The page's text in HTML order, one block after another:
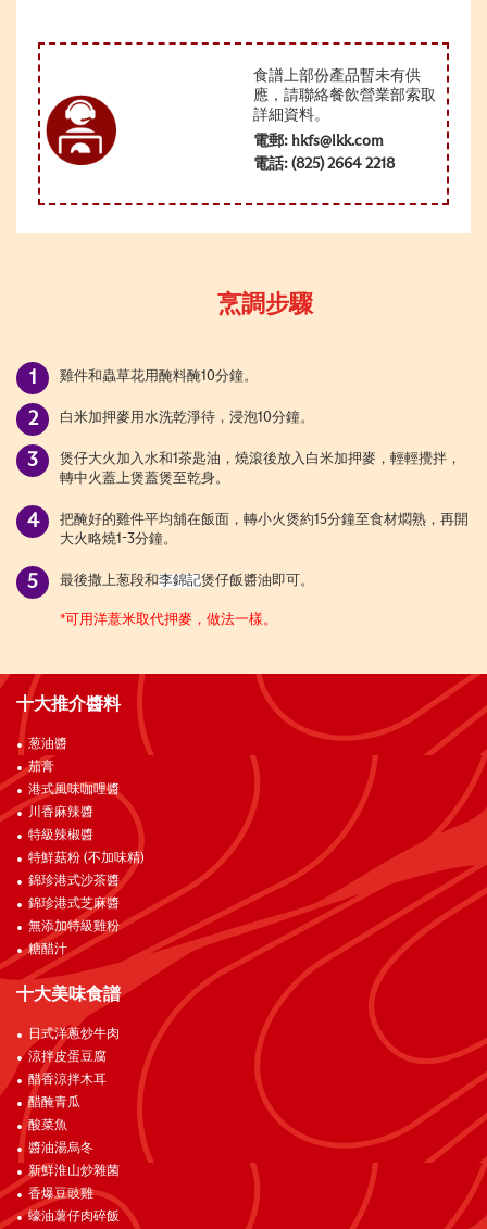
食譜上部份產品暫未有供
應，請聯絡餐飲營業部索取
詳細資料。
電郵: hkfs@lkk.com
電話: (825) 2664 2218
烹調步驟
雞件和蟲草花用醃料醃10分鐘。
白米加押麥用水洗乾淨待 ，浸泡10分鐘。
煲仔大火加入水和1茶匙油，燒滾後放入白米加押麥，輕輕攪拌，
轉中火蓋上煲蓋煲至乾身。
把醃好的雞件平均舖在飯面，轉小火煲約15分鐘至食材燜熟 ，再開
大火 略燒1-3分鐘。
最後撒上葱段和李錦記煲仔飯醬油即可。
*可用洋薏米取代押麥，做法一樣。
十大推介醬料
葱油醬
茄膏
港式風味咖哩醬
川香麻辣醬
特級辣椒醬
特鮮菇粉 (不加味精)
錦珍港式沙茶醬
錦珍港式芝麻醬
無添加特級雞粉
糖醋汁
十大美味食譜
日式洋蔥炒牛肉
涼拌皮蛋豆腐
醋香涼拌木耳
醋醃青瓜
酸菜魚
醬油湯烏冬
新鮮淮山炒雜菌
香爆豆豉雞
蠔油薯仔肉碎飯